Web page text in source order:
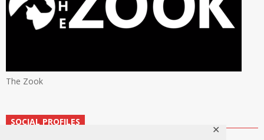
✕
The Zook
SOCIAL PROFILES